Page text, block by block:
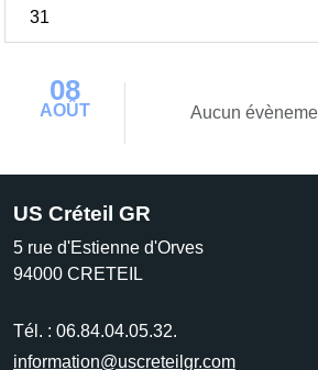
31
08
AOÛT Aucun
US Créteil GR
5 rue d'Estienne d'Orves
94000 CRETEIL
Tél. : 06.84.04.05.32.
information@uscreteilgr.com